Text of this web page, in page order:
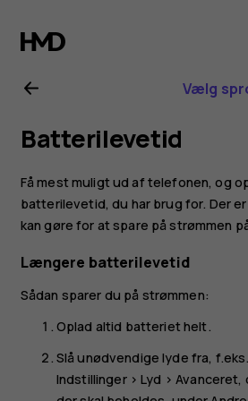
til
Nokia
2.1
Vælg
Batterilevetid
Få mest muligt ud af telefonen, og
batterilevetid, du har brug for. Der
kan gøre for at spare på strømmen
Længere batterilevetid
Sådan sparer du på strømmen:
Oplad altid batteriet helt.
Slå unødvendige lyde fra,
Indstillinger>Lyd >Avanceret,